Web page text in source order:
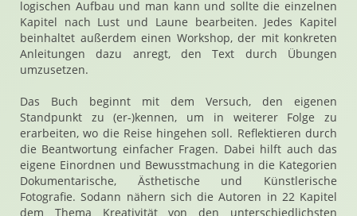
logischen Aufbau und man kann und sollte die einzelnen
Kapitel nach Lust und Laune bearbeiten. Jedes Kapitel
beinhaltet außerdem einen Workshop, der mit konkreten
Anleitungen dazu anregt, den Text durch Übungen
umzusetzen.
Das Buch beginnt mit dem Versuch, den eigenen
Standpunkt zu (er-)kennen, um in weiterer Folge zu
erarbeiten, wo die Reise hingehen soll. Reflektieren durch
die Beantwortung einfacher Fragen. Dabei hilft auch das
eigene Einordnen und Bewusstmachung in die Kategorien
Dokumentarische, Ästhetische und Künstlerische
Fotografie. Sodann nähern sich die Autoren in 22 Kapitel
dem Thema Kreativität von den unterschiedlichsten